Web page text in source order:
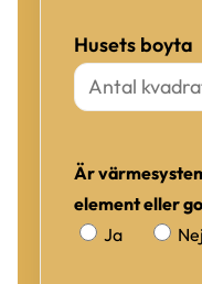
Husets boyta
Är
element eller
Är värmesystemet
Ja Nej